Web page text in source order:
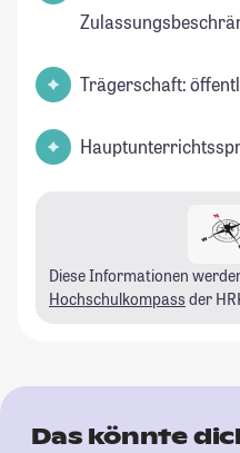
Trägerschaft:
Diese Informationen
Hochschulkompass der
Das könnte